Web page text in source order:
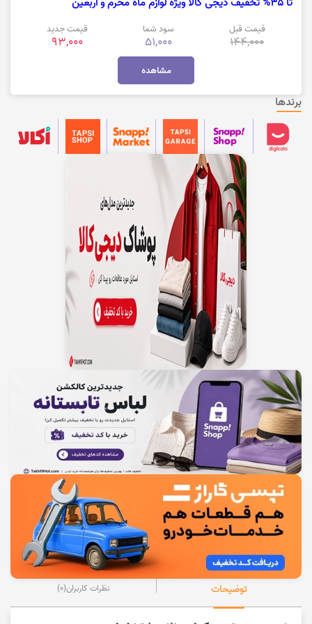
قیمت قبل
144,000
سود شما
51,000
قیمت جدید
93,000
مشاهده
برندها
توضیحات نظرات کاربران(0)